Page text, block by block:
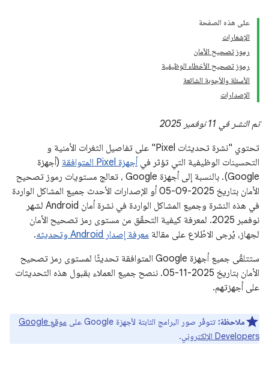
على هذه الصفحة
الإشعارات
رموز تصحيح الأمان
رموز تصحيح الأخطاء الوظيفية
الأسئلة والأجوبة الشائعة
الإصدارات
تم النشر في 11 نوفمبر 2025
تحتوي "نشرة تحديثات Pixel" على تفاصيل الثغرات الأمنية و
التحسينات الوظيفية التي تؤثر في أجهزة Pixel المتوافقة
(أجهزة
Google). بالنسبة إلى أجهزة Google ، تعالج مستويات رموز تصحيح
الأمان بتاريخ 2025-09-05 أو الإصدارات الأحدث جميع المشاكل الواردة
في هذه النشرة وجميع المشاكل الواردة في نشرة أمان Android لشهر
نوفمبر 2025. لمعرفة كيفية التحقّق من مستوى رمز تصحيح الأمان
لجهاز، يُرجى الاطّلاع على مقالة معرفة إصدار Android وتحديثه
.
ستتلقّى جميع أجهزة Google المتوافقة تحديثًا لمستوى رمز تصحيح
الأمان بتاريخ 2025-11-05. ننصح جميع العملاء بقبول هذه التحديثات
على أجهزتهم.
ملاحظة: تتوفّر صور البرامج الثابتة لأجهزة Google على
موقع Google
Developers الإلكتروني
.